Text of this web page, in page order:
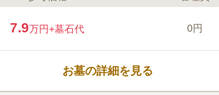
民でなくても、本籍を
ます。駐車場が完備さ
車で約6分、関門橋「
セスしやすいです。園
7.9万円+墓石代 0円
お墓の詳細を見る